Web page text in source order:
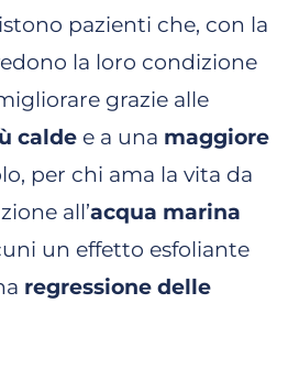
pazienti che, con la
la loro condizione
grazie alle
calde e a una maggiore
per chi ama la vita da
all’acqua marina
un effetto esfoliante
regressione delle